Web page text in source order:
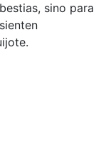
sino para